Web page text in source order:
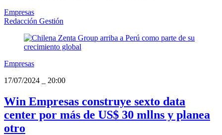
Empresas
Redacción Gestión
Empresas
17/07/2024
20:00
Win Empresas construye sexto data
center por más de US$ 30 mllns y planea
otro